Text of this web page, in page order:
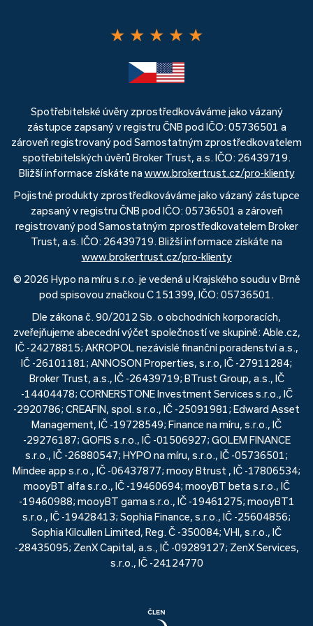
★ ★ ★ ★ ★
Spotřebitelské úvěry zprostředkováváme jako vázaný
zástupce zapsaný v registru ČNB pod IČO: 05736501 a
zároveň registrovaný pod Samostatným zprostředkovatelem
spotřebitelských úvěrů Broker Trust, a.s. IČO: 26439719.
Bližší informace získáte na www.brokertrust.cz/pro-klienty
Pojistné produkty zprostředkováváme jako vázaný zástupce
zapsaný v registru ČNB pod IČO: 05736501 a zároveň
registrovaný pod Samostatným zprostředkovatelem Broker
Trust, a.s. IČO: 26439719. Bližší informace získáte na
www.brokertrust.cz/pro-klienty
© 2026 Hypo na míru s.r.o. je vedená u Krajského soudu v Brně
pod spisovou značkou C 151399, IČO: 05736501.
Dle zákona č. 90/2012 Sb. o obchodních korporacích,
zveřejňujeme abecední výčet společností ve skupině: Able.cz,
IČ -24278815; AKROPOL nezávislé finanční poradenství a.s.,
IČ -26101181; ANNOSON Properties, s.r.o, IČ -27911284;
Broker Trust, a.s., IČ -26439719; BTrust Group, a.s., IČ
-14404478; CORNERSTONE Investment Services s.r.o., IČ
-2920786; CREAFIN, spol. s r.o., IČ -25091981; Edward Asset
Management, IČ -19728549; Finance na míru, s.r.o., IČ
-29276187; GOFIS s.r.o., IČ -01506927; GOLEM FINANCE
s.r.o., IČ -26880547; HYPO na míru, s.r.o., IČ -05736501;
Mindee app s.r.o., IČ -06437877; mooy Btrust , IČ -17806534;
mooyBT alfa s.r.o., IČ -19460694; mooyBT beta s.r.o., IČ
-19460988; mooyBT gama s.r.o., IČ -19461275; mooyBT1
s.r.o., IČ -19428413; Sophia Finance, s.r.o., IČ -25604856;
Sophia Kilcullen Limited, Reg. Č -350084; VHI, s.r.o., IČ
-28435095; ZenX Capital, a.s., IČ -09289127; ZenX Services,
s.r.o., IČ -24124770